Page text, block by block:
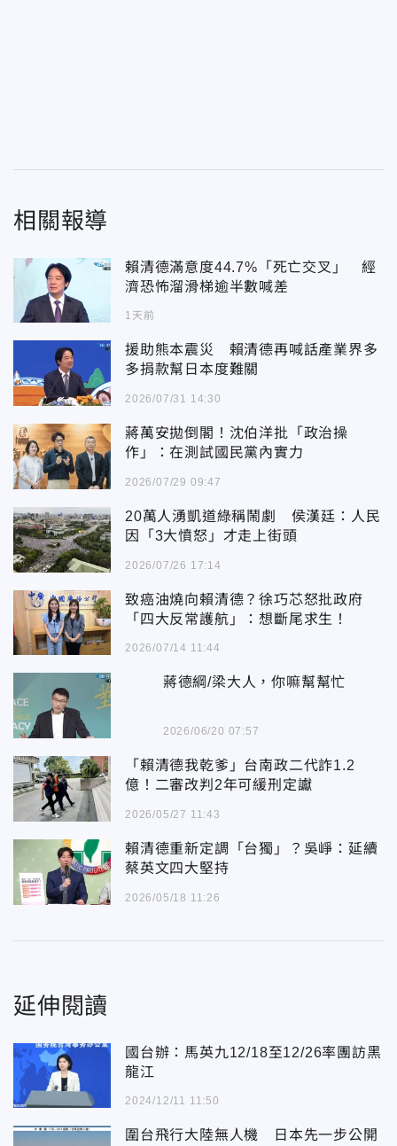
相關報導
賴清德滿意度44.7%「死亡交叉」 經
濟恐怖溜滑梯逾半數喊差
1天前
援助熊本震災 賴清德再喊話產業界多
多捐款幫日本度難關
2026/07/31 14:30
蔣萬安拋倒閣！沈伯洋批「政治操
作」：在測試國民黨內實力
2026/07/29 09:47
20萬人湧凱道綠稱鬧劇 侯漢廷：人民
因「3大憤怒」才走上街頭
2026/07/26 17:14
致癌油燒向賴清德？徐巧芯怒批政府
「四大反常護航」：想斷尾求生！
2026/07/14 11:44
蔣德綱/梁大人，你嘛幫幫忙
2026/06/20 07:57
「賴清德我乾爹」台南政二代詐1.2
億！二審改判2年可緩刑定讞
2026/05/27 11:43
賴清德重新定調「台獨」？吳崢：延續
蔡英文四大堅持
2026/05/18 11:26
延伸閱讀
國台辦：馬英九12/18至12/26率團訪黑
龍江
2024/12/11 11:50
圍台飛行大陸無人機 日本先一步公開